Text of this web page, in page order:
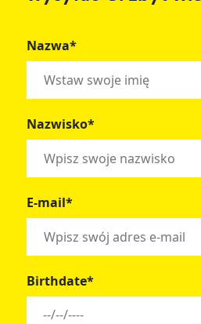
Nazwa*
Nazwisko*
E-mail*
Birthdate*